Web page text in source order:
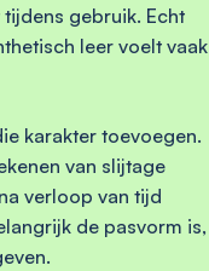
gebruik. Echt
leer voelt vaak
karakter toevoegen.
van slijtage
verloop van tijd
de pasvorm is,